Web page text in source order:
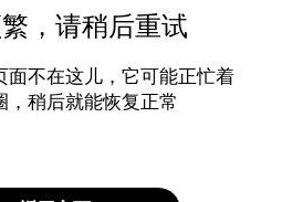
，请稍后重试
面不在这儿，它可能正忙着
，稍后就能恢复正常